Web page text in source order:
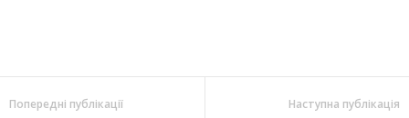
Попередні публікації Наступна публікація